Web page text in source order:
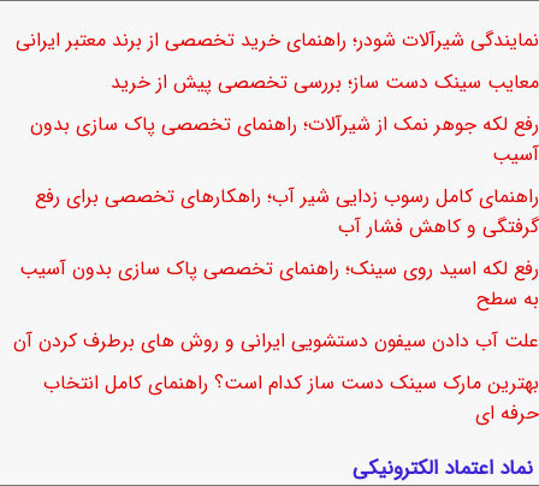
نمایندگی شیرآلات شودر؛ راهنمای خرید تخصصی از برند معتبر ایرانی
معایب سینک دست ساز؛ بررسی تخصصی پیش از خرید
رفع لکه جوهر نمک از شیرآلات؛ راهنمای تخصصی پاک سازی بدون
آسیب
راهنمای کامل رسوب زدایی شیر آب؛ راهکارهای تخصصی برای رفع
گرفتگی و کاهش فشار آب
رفع لکه اسید روی سینک؛ راهنمای تخصصی پاک سازی بدون آسیب
به سطح
علت آب دادن سیفون دستشویی ایرانی و روش های برطرف کردن آن
بهترین مارک سینک دست ساز کدام است؟ راهنمای کامل انتخاب
حرفه ای
نماد اعتماد الکترونیکی